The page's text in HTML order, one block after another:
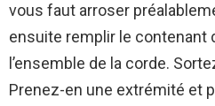
vous faut arroser
ensuite remplir le contenant
l’ensemble de la corde.
Prenez-en une extrémité et